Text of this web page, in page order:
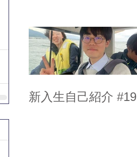
新入生自己紹介 #19